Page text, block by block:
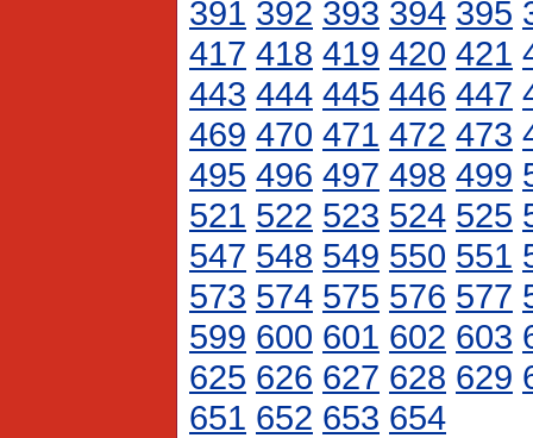
391 392 393 394 395
417 418 419 420 421
443 444 445 446 447
469 470 471 472 473
495 496 497 498 499
521 522 523 524 525
547 548 549 550 551
573 574 575 576 577
599 600 601 602 603
625 626 627 628 629
651 652 653 654